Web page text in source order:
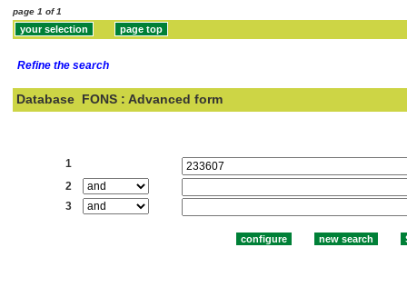
page 1 of 1
Refine the search
Database FONS : Advanced form
1
2
3